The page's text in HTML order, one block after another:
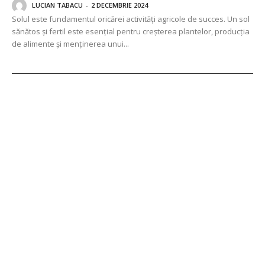
LUCIAN TABACU - 2 DECEMBRIE 2024
Solul este fundamentul oricărei activități agricole de succes. Un sol
sănătos și fertil este esențial pentru creșterea plantelor, producția
de alimente și menținerea unui...